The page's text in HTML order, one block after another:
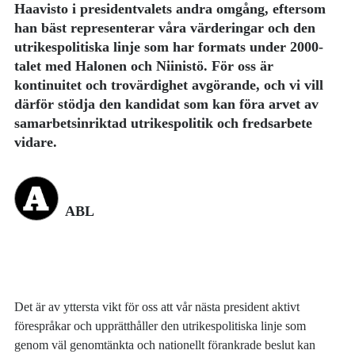
Haavisto i presidentvalets andra omgång, eftersom
han bäst representerar våra värderingar och den
utrikespolitiska linje som har formats under 2000-
talet med Halonen och Niinistö. För oss är
kontinuitet och trovärdighet avgörande, och vi vill
därför stödja den kandidat som kan föra arvet av
samarbetsinriktad utrikespolitik och fredsarbete
vidare.
ABL
Det är av yttersta vikt för oss att vår nästa president aktivt
förespråkar och upprätthåller den utrikespolitiska linje som
genom väl genomtänkta och nationellt förankrade beslut kan